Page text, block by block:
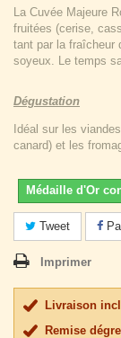
La Cuvée Majeure
fruitées (cerise,
tant par la fraîcheur
soyeux. Le temps
Dégustation
Idéal sur les
canard) et les
Médaille d'Or
Tweet
Imprimer
Livraison
Remise